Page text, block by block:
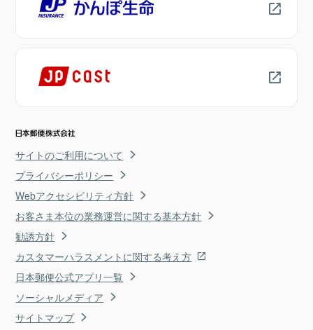
サイトのご利用について
プライバシーポリシー
Webアクセシビリティ方針
お客さま本位の業務運営に関する基本方針
勧誘方針
カスタマーハラスメントに関する考え方
日本郵便公式アプリ一覧
ソーシャルメディア
サイトマップ